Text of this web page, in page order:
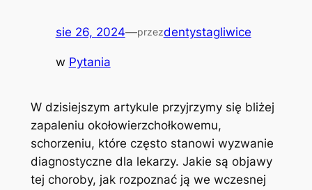
sie 26, 2024—przezdentystagliwice
w Pytania
W dzisiejszym artykule przyjrzymy się bliżej
zapaleniu okołowierzchołkowemu,
schorzeniu, które często stanowi wyzwanie ​
diagnostyczne⁤ dla lekarzy. Jakie są objawy
tej choroby, jak rozpoznać ją we wczesnej